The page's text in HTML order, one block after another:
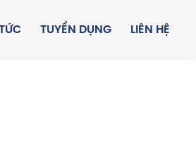
TUYỂN DỤNG LIÊN HỆ